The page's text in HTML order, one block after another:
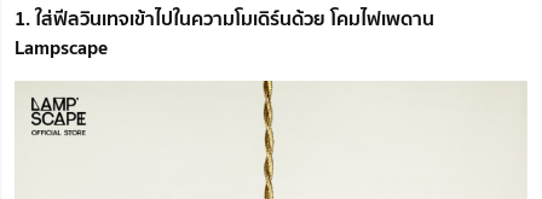
1. ใส่ฟีลวินเทจเข้าไปในความโมเดิร์นด้วย โคมไฟเพดาน
Lampscape